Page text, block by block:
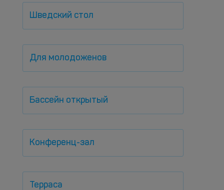
Шведский стол
Для молодоженов
Бассейн открытый
Конференц-зал
Терраса